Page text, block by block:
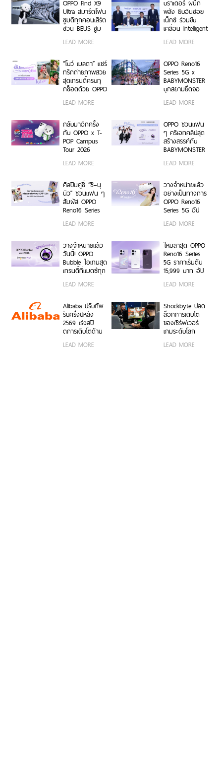
OPPO Find X9
Ultra สมาร์ตโฟน
ซูมดีทุกคอนเสิร์ต
ชวน BEUS ซูม
ความสนุกสุดคม
BUS LIGHT AS
ONE
LEAD MORE
บราเดอร์ ผนึก
พลัง ยิบอินซอย
เน็กซ์ ร่วมขับ
เคลื่อน Intelligent
Transformation
Platform ยก
ระดับการจัดการ
ข้อมูลสู่ยุค
Digital-First
Enterprise
LEAD MORE
“โบว์ เมลดา” แชร์
ทริกถ่ายภาพสวย
สุดเทรนดี้ครบทุ
กช็อตด้วย OPPO
5G
LEAD MORE
OPPO Reno16
Series 5G x
BABYMONSTER
บุกสยามยึดจอ
บันดาลใจให้ทุก
เองได้เต็มที่ ผ่าน
OPPO K-POP
Star Random
Dance พร้อม
คลูซีฟ
LEAD MORE
กลับมาอีกครั้ง
กับ OPPO x T-
POP Campus
Tour 2026
สนุก บุก 6 รั้ว
ประเทศ ชวนเหล่า
นักศึกษา มา
Make Your
Moment กับ
Series 5G เร็ว ๆ
LEAD MORE
OPPO ชวนแฟน
ๆ ครีเอทคลิปสุด
สร้างสรรค์กับ
BABYMONSTER
คอนเสิร์ตโซน VIP
Edition Gift Box
สุดเอ็กซ์คลูซีฟ
ร่วมสนุกได้ตั้งแต่
6 ก.ค. – 17 ส.ค.
LEAD MORE
ศิลปินคู่ซี้ “ซี–นุ
นิว” ชวนแฟน ๆ
สัมผัส OPPO
Reno16 Series
Unbox พร้อม
กล้องมุมกว้าง
พิเศษ 50MP
0.6x เก็บทุก
โมเมนต์ โดดเด่น
LEAD MORE
วางจำหน่ายแล้ว
อย่างเป็นทางการ
OPPO Reno16
Series 5G อัป
กว้างพิเศษ
0.6x ถ่ายคนสวย
สีผิวเป็น
ธรรมชาติทั้งภาพ
นิ่งและวิดีโอ ใน
ราคาเริ่มต้นเพียง
15,999 บาท
สมนาคุณสุดคุ้ม
ค่า!
LEAD MORE
วางจำหน่ายแล้ว
วันนี้! OPPO
Bubble ไอเทมสุด
เทรนดี้ที่แมตช์ทุก
คุณสมบัติเด่น ใช้
งานได้ทั้งบนสมา
ร์ตโฟน OPPO
และระบบ iOS ใน
ราคา 2,999 บาท
LEAD MORE
ใหม่ล่าสุด OPPO
Reno16 Series
5G ราคาเริ่มต้น
15,999 บาท อัป
กว้างพิเศษ
สวยทั้งภาพและ
วิดีโอ พร้อม
ดีไซน์ดวงดาว 3
มิติ ครั้งแรกใน
LEAD MORE
Alibaba ปรับทัพ
รับครึ่งปีหลัง
2569 เร่งสปี
ดการเติบโตด้าน
ขององค์กร
LEAD MORE
Shockbyte ปลด
ล็อกการเติบโต
ของเซิร์ฟเวอร์
เกมระดับโลก
เซิร์ฟเวอร์
LEAD MORE